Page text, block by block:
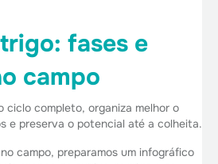
fases e
campo
ciclo completo, organiza melhor o
e preserva o potencial até a colheita.
campo, preparamos um infográfico